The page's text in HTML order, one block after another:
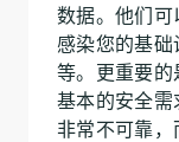
数据。他们
感染您的基
等。更重要
基本的安全需
非常不可靠